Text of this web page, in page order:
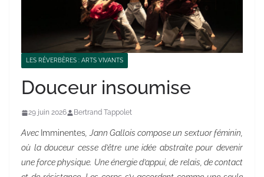
LES RÉVERBÈRES : ARTS VIVANTS
Douceur insoumise
29 juin 2026 Bertrand Tappolet
Avec Imminentes , Jann Gallois compose un sextuor féminin,
où la douceur cesse d’être une idée abstraite pour devenir
une force physique. Une énergie d’appui, de relais, de contact